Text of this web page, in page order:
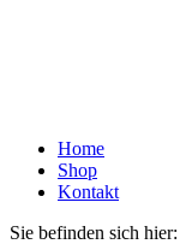
Home
Shop
Kontakt
Sie befinden sich hier: